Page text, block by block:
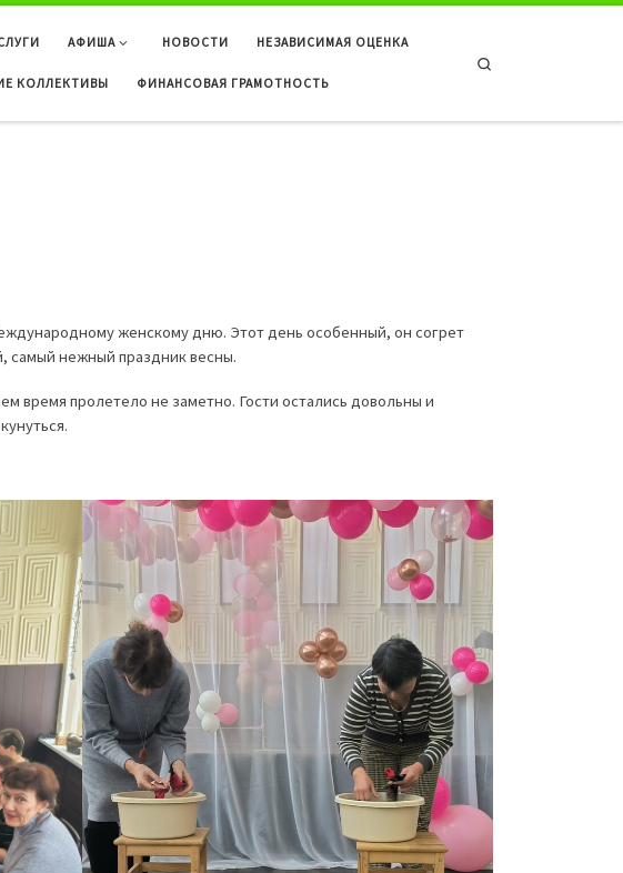
АФИША НОВОСТИ НЕЗАВИСИМАЯ ОЦЕНКА
КОЛЛЕКТИВЫ ФИНАНСОВАЯ ГРАМОТНОСТЬ
женскому дню. Этот день особенный, он согрет
самый нежный праздник весны.
время пролетело не заметно. Гости остались довольны и